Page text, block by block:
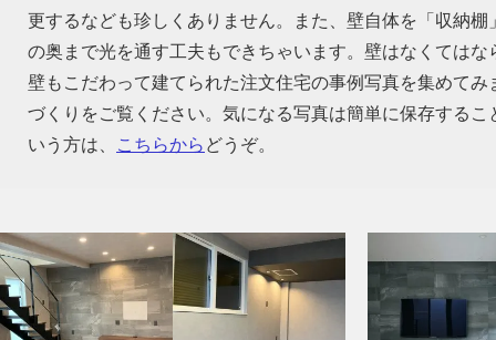
更するなども珍しくありません。また、壁自体を「収納
の奥まで光を通す工夫もできちゃいます。壁はなくては
壁もこだわって建てられた注文住宅の事例写真を集めて
づくりをご覧ください。気になる写真は簡単に保存する
いう方は、
こちらから どうぞ。